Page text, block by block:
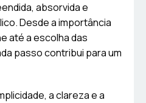
absorvida e
Desde a importância
até a escolha das
passo contribui para um
a clareza e a